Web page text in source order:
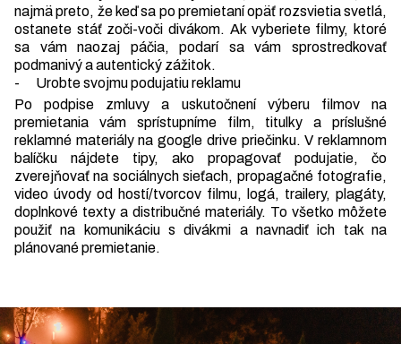
najmä preto, že keď sa po premietaní opäť rozsvietia svetlá,
ostanete stáť zoči-voči divákom. Ak vyberiete filmy, ktoré
sa vám naozaj páčia, podarí sa vám sprostredkovať
podmanivý a autentický zážitok.
- Urobte svojmu podujatiu reklamu
Po podpise zmluvy a uskutočnení výberu filmov na
premietania vám sprístupníme film, titulky a príslušné
reklamné materiály na google drive priečinku. V reklamnom
balíčku nájdete tipy, ako propagovať podujatie, čo
zverejňovať na sociálnych sieťach, propagačné fotografie,
video úvody od hostí/tvorcov filmu, logá, trailery, plagáty,
doplnkové texty a distribučné materiály. To všetko môžete
použiť na komunikáciu s divákmi a navnadiť ich tak na
plánované premietanie.